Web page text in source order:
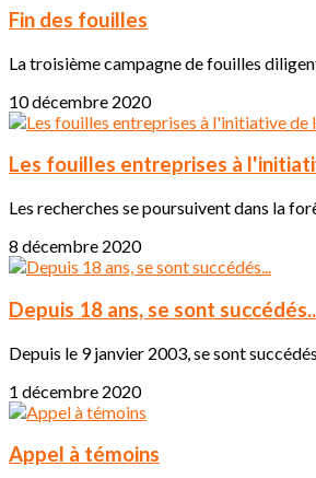
Fin des fouilles
La troisième campagne de fouilles
10 décembre 2020
Les fouilles entreprises à
Les recherches se poursuivent dans la
8 décembre 2020
Depuis 18 ans, se sont
Depuis le 9 janvier 2003, se sont
1 décembre 2020
Appel à témoins